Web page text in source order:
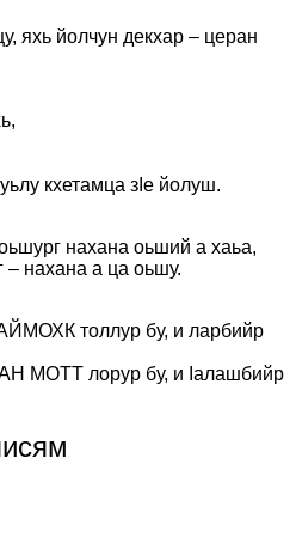
яхь йолчун декхар – церан
кхетамца зІе йолуш.
нахана оьший а хаьа,
– нахана а ца оьшу.
толлур бу, и ларбийр
МОТТ лорур бу, и Iалашбийр